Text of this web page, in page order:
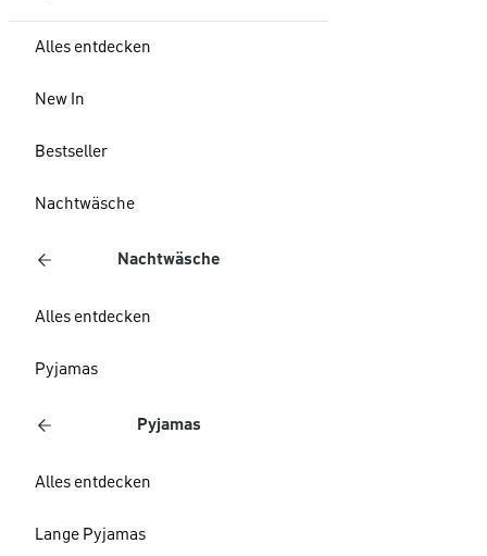
Alles entdecken
New In
Bestseller
Nachtwäsche
Nachtwäsche
Alles entdecken
Pyjamas
Pyjamas
Alles entdecken
Lange Pyjamas